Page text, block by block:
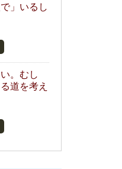
」いるし
。むし
道を考え